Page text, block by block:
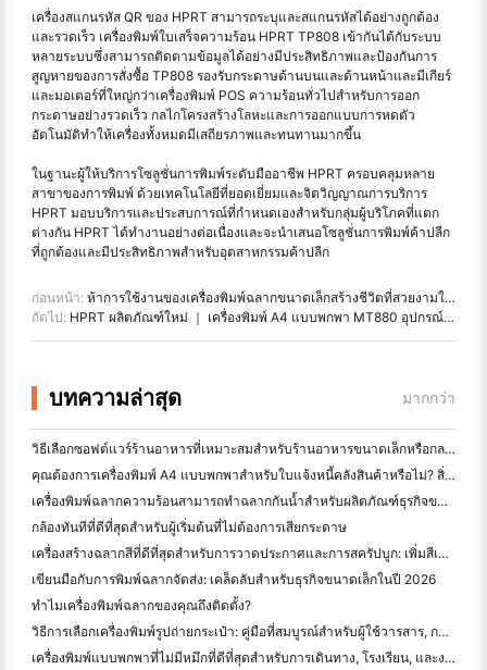
เครื่องสแกนรหัส QR ของ HPRT สามารถระบุและสแกนรหัสได้อย่างถูกต้อง
และรวดเร็ว เครื่องพิมพ์ใบเสร็จความร้อน HPRT TP808 เข้ากันได้กับระบบ
หลายระบบซึ่งสามารถติดตามข้อมูลได้อย่างมีประสิทธิภาพและป้องกันการ
สูญหายของการสั่งซื้อ TP808 รองรับกระดาษด้านบนและด้านหน้าและมีเกียร์
และมอเตอร์ที่ใหญ่กว่าเครื่องพิมพ์ POS ความร้อนทั่วไปสำหรับการออก
กระดาษอย่างรวดเร็ว กลไกโครงสร้างโลหะและการออกแบบการหดตัว
อัตโนมัติทำให้เครื่องทั้งหมดมีเสถียรภาพและทนทานมากขึ้น
ในฐานะผู้ให้บริการโซลูชั่นการพิมพ์ระดับมืออาชีพ HPRT ครอบคลุมหลาย
สาขาของการพิมพ์ ด้วยเทคโนโลยีที่ยอดเยี่ยมและจิตวิญญาณการบริการ
HPRT มอบบริการและประสบการณ์ที่กำหนดเองสำหรับกลุ่มผู้บริโภคที่แตก
ต่างกัน HPRT ได้ทำงานอย่างต่อเนื่องและจะนำเสนอโซลูชั่นการพิมพ์ค้าปลีก
ที่ถูกต้องและมีประสิทธิภาพสำหรับอุตสาหกรรมค้าปลีก
ก่อนหน้า: ห้าการใช้งานของเครื่องพิมพ์ฉลากขนาดเล็กสร้างชีวิตที่สวยงามในบ้าน
ถัดไป: HPRT ผลิตภัณฑ์ใหม่ ｜ เครื่องพิมพ์ A4 แบบพกพา MT880 อุปกรณ์สำหรับนักธุรกิจ
บทความล่าสุด มากกว่า
วิธีเลือกซอฟต์แวร์ร้านอาหารที่เหมาะสมสำหรับร้านอาหารขนาดเล็กหรือกลางของคุณ
คุณต้องการเครื่องพิมพ์ A4 แบบพกพาสำหรับใบแจ้งหนี้คลังสินค้าหรือไม่? สิ่งที่ทํางานจริง
เครื่องพิมพ์ฉลากความร้อนสามารถทำฉลากกันน้ำสำหรับผลิตภัณฑ์ธุรกิจขนาดเล็กได้หรือไม่?
กล้องทันทีที่ดีที่สุดสําหรับผู้เริ่มต้นที่ไม่ต้องการเสียกระดาษ
เครื่องสร้างฉลากสีที่ดีที่สุดสําหรับการวาดประกาศและการสครัปบูก: เพิ่มสีเพิ่มเติมในทุกหน้า
เขียนมือกับการพิมพ์ฉลากจัดส่ง: เคล็ดลับสําหรับธุรกิจขนาดเล็กในปี 2026
ทำไมเครื่องพิมพ์ฉลากของคุณถึงติดตั้ง?
วิธีการเลือกเครื่องพิมพ์รูปถ่ายกระเป๋า: คู่มือที่สมบูรณ์สําหรับผู้ใช้วารสาร, การเดินทาง, และ iPhone
เครื่องพิมพ์แบบพกพาที่ไม่มีหมึกที่ดีที่สุดสําหรับการเดินทาง, โรงเรียน, และงานมือถือ: Hanin MT620 Pro รีวิว